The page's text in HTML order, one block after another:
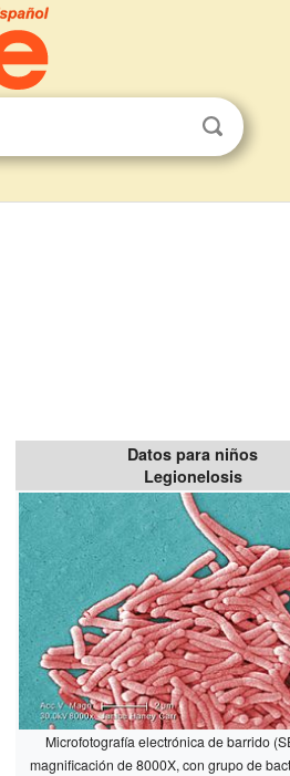
Datos para niños
Legionelosis
Microfotografía electrónica de barrido
magnificación de 8000X, con grupo de